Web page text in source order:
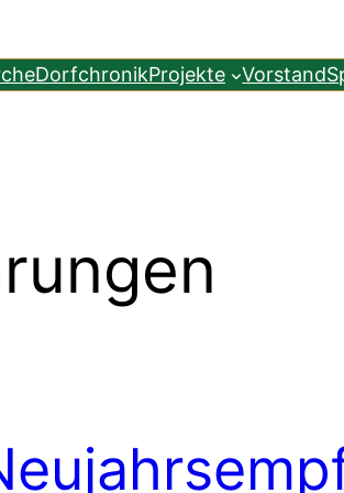
DorfchronikProjekte Vorstand